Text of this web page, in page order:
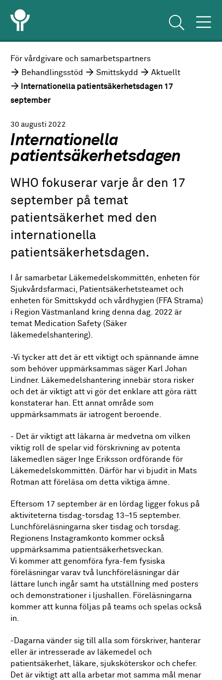
För vårdgivare och samarbetspartners
Behandlingsstöd
Smittskydd
Aktuellt
Internationella patientsäkerhetsdagen 17
september
30 augusti 2022
Internationella
patientsäkerhetsdagen
WHO fokuserar varje år den 17
september på temat
patientsäkerhet med den
internationella
patientsäkerhetsdagen.
I år samarbetar Läkemedelskommittén, enheten för
Sjukvårdsfarmaci, Patientsäkerhetsteamet och
enheten för Smittskydd och vårdhygien (FFA Strama)
i Region Västmanland kring denna dag. 2022 är
temat Medication Safety (Säker
läkemedelshantering).
-Vi tycker att det är ett viktigt och spännande ämne
som behöver uppmärksammas säger Karl Johan
Lindner. Läkemedelshantering innebär stora risker
och det är viktigt att vi gör det enklare att göra rätt
konstaterar han. Ett annat område som
uppmärksammats är iatrogent beroende.
- Det är viktigt att läkarna är medvetna om vilken
viktig roll de spelar vid förskrivning av potenta
läkemedlen säger Inge Eriksson ordförande för
Läkemedelskommittén. Därför har vi bjudit in Mats
Rotman att föreläsa om detta viktiga ämne.
Eftersom 17 september är en lördag ligger fokus på
aktiviteterna tisdag-torsdag 13–15 september.
Lunchföreläsningarna sker tisdag och torsdag.
Regionens Instagramkonto kommer också
uppmärksamma patientsäkerhetsveckan.
Vi kommer att genomföra fyra-fem fysiska
föreläsningar varav två lunchföreläsningar där
lättare lunch ingår samt ha utställning med posters
och demonstrationer i ljushallen. Föreläsningarna
kommer att kunna följas på teams och spelas också
in.
-Dagarna vänder sig till alla som förskriver, hanterar
eller är intresserade av läkemedel och
patientsäkerhet, läkare, sjuksköterskor och chefer.
Det är viktigt att alla arbetar mot samma mål menar